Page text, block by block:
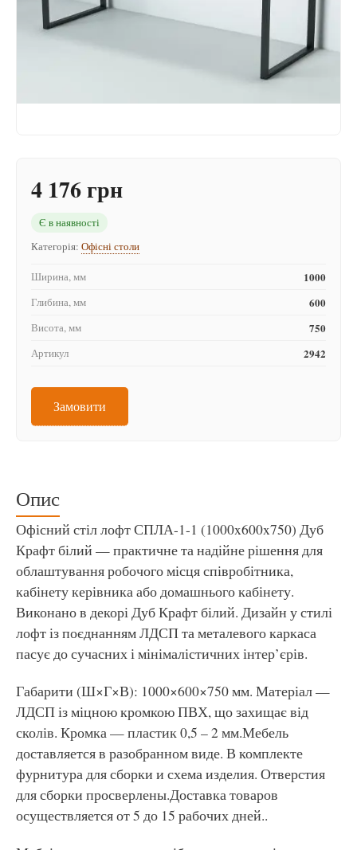
4 176 грн
Є в наявності
Категорія: Офісні столи
Ширина, мм 1000
Глибина, мм 600
Висота, мм 750
Артикул 2942
Замовити
Опис
Офісний стіл лофт СПЛА-1-1 (1000x600x750) Дуб
Крафт білий — практичне та надійне рішення для
облаштування робочого місця співробітника,
кабінету керівника або домашнього кабінету.
Виконано в декорі Дуб Крафт білий. Дизайн у стилі
лофт із поєднанням ЛДСП та металевого каркаса
пасує до сучасних і мінімалістичних інтер’єрів.
Габарити (Ш×Г×В): 1000×600×750 мм. Матеріал —
ЛДСП із міцною кромкою ПВХ, що захищає від
сколів. Кромка — пластик 0,5 – 2 мм.Мебель
доставляется в разобранном виде. В комплекте
фурнитура для сборки и схема изделия. Отверстия
для сборки просверлены.Доставка товаров
осуществляется от 5 до 15 рабочих дней..